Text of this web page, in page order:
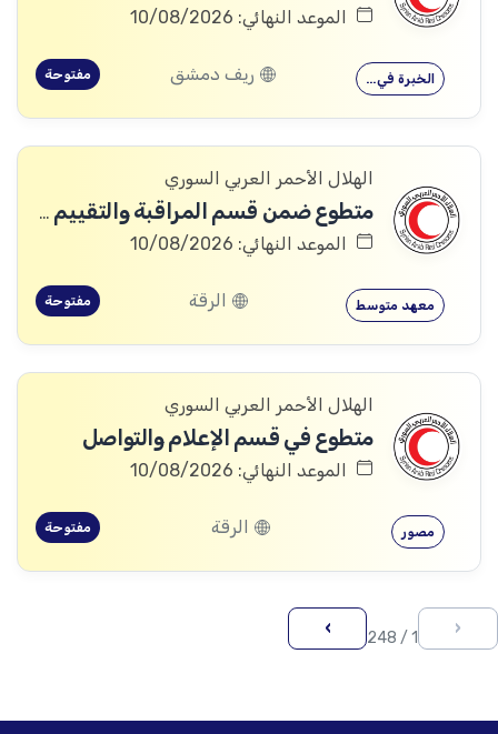
الموعد النهائي: 10/08/2026
الخبرة في… ريف دمشق مفتوحة
الهلال الأحمر العربي السوري
متطوع ضمن قسم المراقبة والتقييم والتعلم (MEAL)
الموعد النهائي: 10/08/2026
معهد متوسط الرقة مفتوحة
الهلال الأحمر العربي السوري
متطوع في قسم الإعلام والتواصل
الموعد النهائي: 10/08/2026
مصور الرقة مفتوحة
‹
1 / 248
›